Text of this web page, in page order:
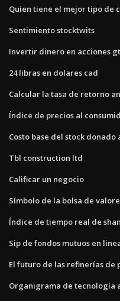
Quien tiene el mejor tipo de
Sentimiento stocktwits
Invertir dinero en acciones
24 libras en dolares cad
Calcular la tasa de retorno
Índice de precios al
Costo base del stock
Tbl construction ltd
Calificar un negocio
Símbolo de la bolsa de
Índice de tiempo real de
Sip de fondos mutuos en
El futuro de las refinerías de
Organigrama de tecnología